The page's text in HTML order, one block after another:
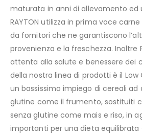
maturata in anni di allevamento ed
RAYTON utilizza in prima voce
da fornitori che ne garantiscono
provenienza e la freschezza. Inoltre
attenta alla salute e benessere dei
della nostra linea di prodotti è il
un bassissimo impiego di cereali
glutine come il frumento, sostituiti
senza glutine come mais e riso, in
importanti per una dieta equilibrata